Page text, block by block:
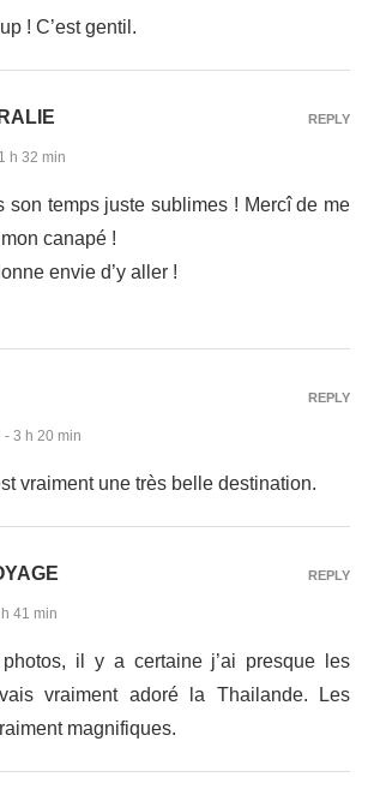
! C’est gentil.
h 32 min
son temps juste sublimes ! Mercî de me
canapé !
envie d’y aller !
REPLY
3 h 20 min
vraiment une très belle destination.
REPLY
41 min
il y a certaine j’ai presque les
vraiment adoré la Thailande. Les
magnifiques.
REPLY